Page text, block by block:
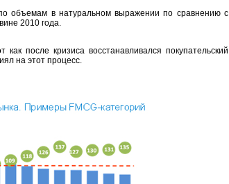
объемам в натуральном выражении по сравнению с
2010 года.
после кризиса восстанавливался покупательский
на этот процесс.